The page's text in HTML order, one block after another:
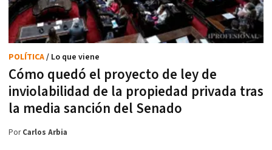
Cómo quedó el proyecto de ley de
inviolabilidad de la propiedad privada tras
la media sanción del Senado
POLÍTICA/ Lo que viene
PorCarlos Arbia